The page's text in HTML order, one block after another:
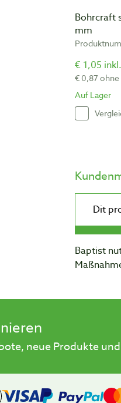
Bohrcraft
mm
€ 1,05
€ 0,87
Auf Lager
Baptist
neue Produkte